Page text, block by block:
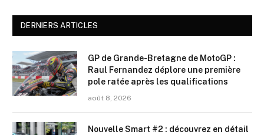
DERNIERS ARTICLES
GP de Grande-Bretagne de MotoGP :
Raul Fernandez déplore une première
pole ratée après les qualifications
août 8, 2026
Nouvelle Smart #2 : découvrez en détail